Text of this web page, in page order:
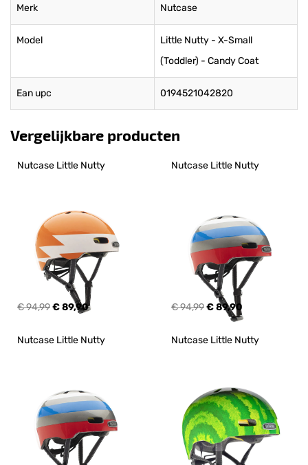
Merk Nutcase
Model
Little Nutty - X-Small
(Toddler) - Candy Coat
Ean upc 0194521042820
Vergelijkbare producten
Nutcase Little Nutty
€ 94,99€ 89,90
Nutcase Little Nutty
€ 94,99€ 89,90
Nutcase Little Nutty Nutcase Little Nutty